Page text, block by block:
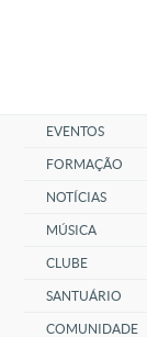
EVENTOS
FORMAÇÃO
NOTÍCIAS
MÚSICA
CLUBE
SANTUÁRIO
COMUNIDADE